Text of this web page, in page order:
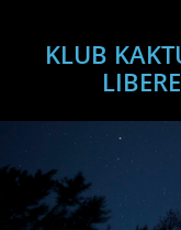
KLUB